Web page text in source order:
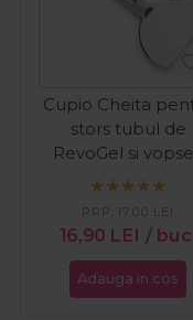
Cupio Cheita
stors tubul de
RevoGel si
16,90 LEI / buc
PRP: 17,00 LEI
Adauga in cos